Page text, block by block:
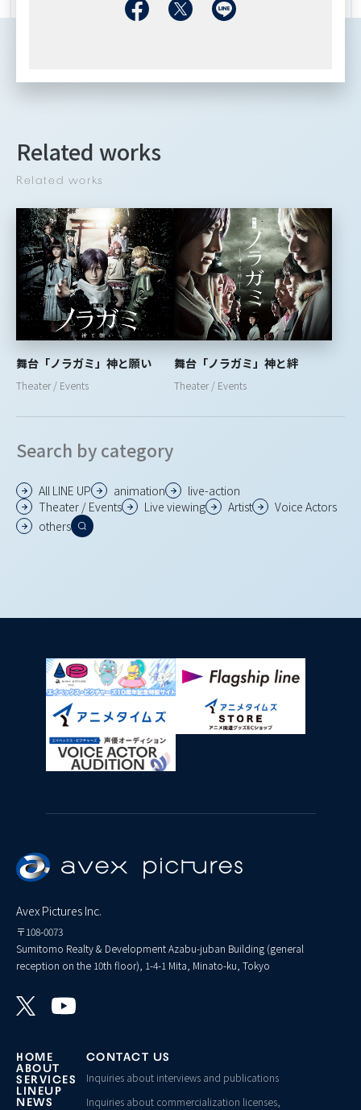
Related works
Related works
舞台「ノラガミ」神と願い
Theater / Events
舞台「ノラガミ」神と絆
Theater / Events
Search by category
All LINE UP animation
live-action
Theater / Events
Live viewing Artist
Voice Actors
others
Avex Pictures Inc.
〒108-0073
Sumitomo Realty & Development Azabu-juban Building (general
reception on the 10th floor), 1-4-1 Mita, Minato-ku, Tokyo
HOME
ABOUT
SERVICES
LINEUP
NEWS
CONTACT US
Inquiries about interviews and publications
Inquiries about commercialization licenses,